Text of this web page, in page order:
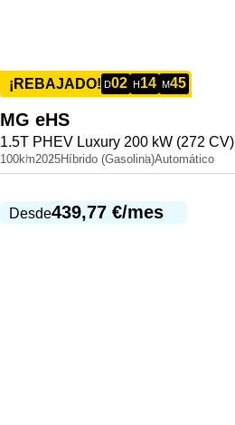
¡REBAJADO! D02 H 14 M45
MG eHS
1.5T PHEV Luxury 200 kW (272 CV)
100km2025Híbrido (Gasolina)Automático
Desde439,77 €/mes